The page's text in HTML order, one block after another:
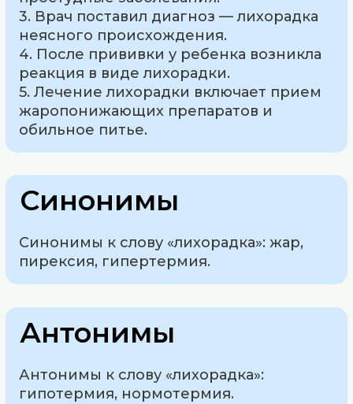
3. Врач поставил диагноз — лихорадка
неясного происхождения.
4. После прививки у ребенка возникла
реакция в виде лихорадки.
5. Лечение лихорадки включает прием
жаропонижающих препаратов и
обильное питье.
Синонимы
Синонимы к слову «лихорадка»: жар,
пирексия, гипертермия.
Антонимы
Антонимы к слову «лихорадка»:
гипотермия, нормотермия.